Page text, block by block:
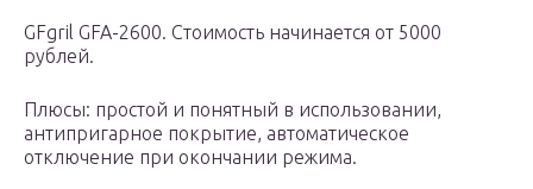
GFgril GFA-2600. Стоимость начинается от 5000
рублей.
Плюсы: простой и понятный в использовании,
антипригарное покрытие, автоматическое
отключение при окончании режима.